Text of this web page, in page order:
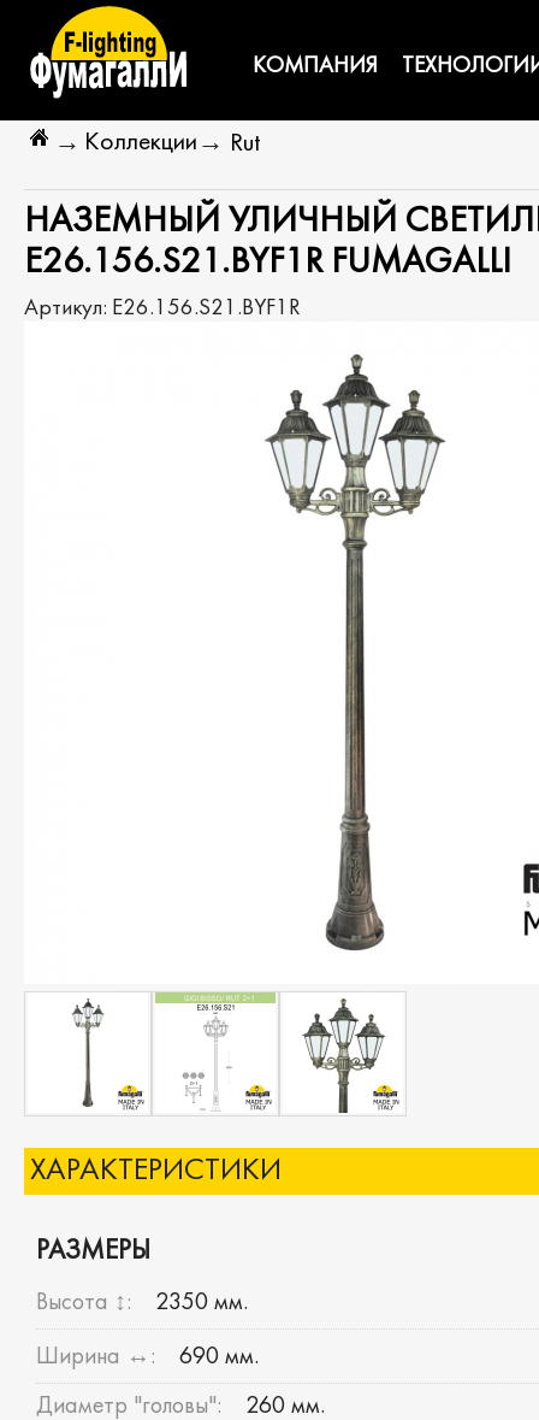
КОМПАНИЯ
→ Коллекции → Rut
НАЗЕМНЫЙ УЛИЧНЫЙ
E26.156.S21.BYF1R FUMAGALLI
Артикул: E26.156.S21.BYF1R
ХАРАКТЕРИСТИКИ
РАЗМЕРЫ
Высота ↕: 2350 мм.
Ширина ↔: 690 мм.
Диаметр "головы": 260 мм.